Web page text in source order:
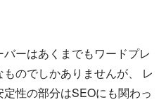
ーはあくまでもワードプレ
のでしかありませんが、 レ
性の部分はSEOにも関わっ